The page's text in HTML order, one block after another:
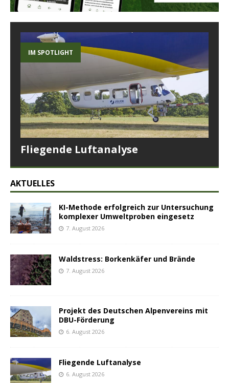
IM SPOTLIGHT
Fliegende Luftanalyse
AKTUELLES
KI-Methode erfolgreich zur Untersuchung
komplexer Umweltproben eingesetz
7. August 2026
Waldstress: Borkenkäfer und Brände
7. August 2026
Projekt des Deutschen Alpenvereins mit
DBU-Förderung
6. August 2026
Fliegende Luftanalyse
6. August 2026